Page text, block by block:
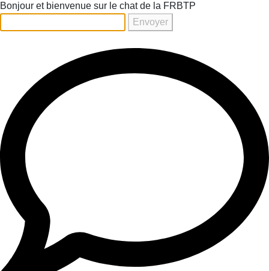
Bonjour et bienvenue sur le chat de la FRBTP
Envoyer